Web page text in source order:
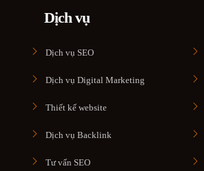
Dịch vụ
Dịch vụ SEO
Dịch vụ Digital Marketing
Thiết kế website
Dịch vụ Backlink
Tư vấn SEO